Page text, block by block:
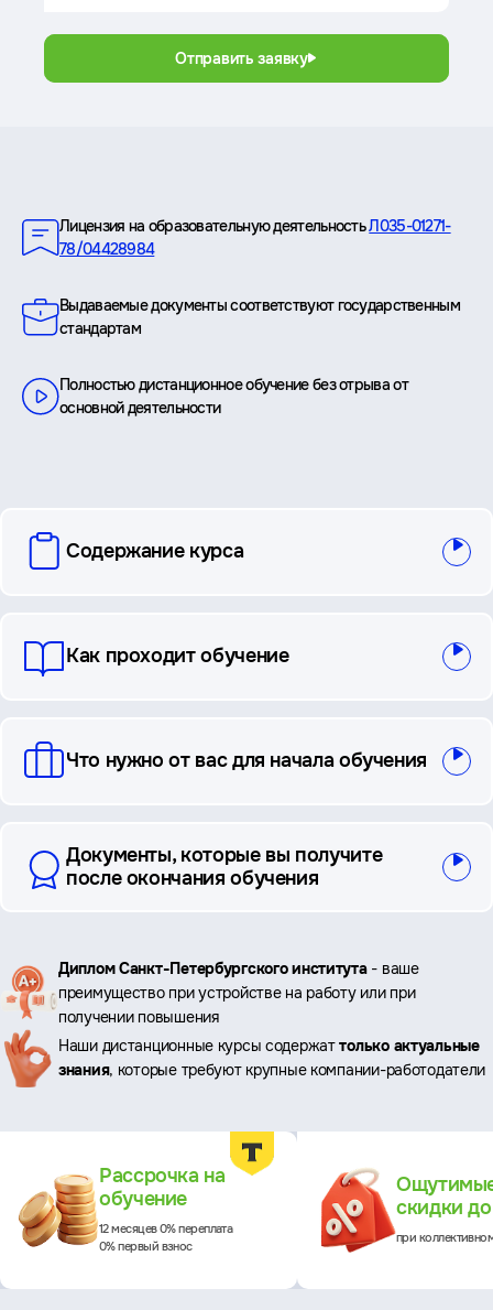
Отправить заявку
Лицензия на образовательную деятельностьЛ035-01271-
78/04428984
Выдаваемые документы соответствуют государственным
стандартам
Полностью дистанционное обучение без отрыва от
основной деятельности
вопросы
Содержание курса
Как проходит обучение
Что нужно от вас для начала обучения
Документы, которые вы получите
после окончания обучения
Ключевые
преимущества
Диплом Санкт-Петербургского института- ваше
преимущество при устройстве на работу или при
получении повышения
Наши дистанционные курсы содержаттолько актуальные
знания, которые требуют крупные компании-работодатели
Рассрочка на
обучение
12 месяцев 0% переплата
0% первый взнос
скидки
при